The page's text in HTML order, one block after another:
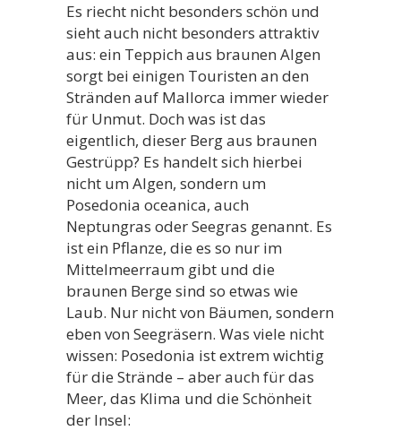
Es riecht nicht besonders schön und
sieht auch nicht besonders attraktiv
aus: ein Teppich aus braunen Algen
sorgt bei einigen Touristen an den
Stränden auf Mallorca immer wieder
für Unmut. Doch was ist das
eigentlich, dieser Berg aus braunen
Gestrüpp? Es handelt sich hierbei
nicht um Algen, sondern um
Posedonia oceanica, auch
Neptungras oder Seegras genannt. Es
ist ein Pflanze, die es so nur im
Mittelmeerraum gibt und die
braunen Berge sind so etwas wie
Laub. Nur nicht von Bäumen, sondern
eben von Seegräsern. Was viele nicht
wissen: Posedonia ist extrem wichtig
für die Strände – aber auch für das
Meer, das Klima und die Schönheit
der Insel: